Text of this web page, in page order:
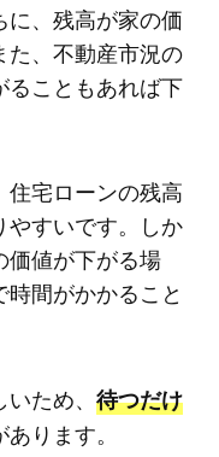
、残高が家の価
た、不動産市況の
ることもあれば下
宅ローンの残高
やすいです。しか
価値が下がる場
間がかかること
ため、 待つだけ
あります。